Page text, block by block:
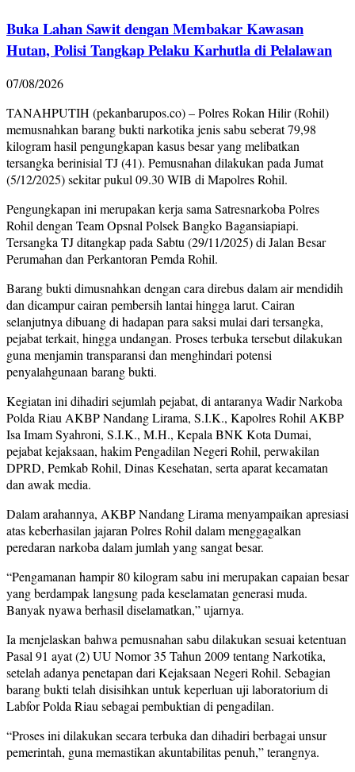
Buka Lahan Sawit dengan Membakar Kawasan
Hutan, Polisi Tangkap Pelaku Karhutla di Pelalawan
07/08/2026
TANAHPUTIH (pekanbarupos.co) – Polres Rokan Hilir (Rohil)
memusnahkan barang bukti narkotika jenis sabu seberat 79,98
kilogram hasil pengungkapan kasus besar yang melibatkan
tersangka berinisial TJ (41). Pemusnahan dilakukan pada Jumat
(5/12/2025) sekitar pukul 09.30 WIB di Mapolres Rohil.
Pengungkapan ini merupakan kerja sama Satresnarkoba Polres
Rohil dengan Team Opsnal Polsek Bangko Bagansiapiapi.
Tersangka TJ ditangkap pada Sabtu (29/11/2025) di Jalan Besar
Perumahan dan Perkantoran Pemda Rohil.
Barang bukti dimusnahkan dengan cara direbus dalam air mendidih
dan dicampur cairan pembersih lantai hingga larut. Cairan
selanjutnya dibuang di hadapan para saksi mulai dari tersangka,
pejabat terkait, hingga undangan. Proses terbuka tersebut dilakukan
guna menjamin transparansi dan menghindari potensi
penyalahgunaan barang bukti.
Kegiatan ini dihadiri sejumlah pejabat, di antaranya Wadir Narkoba
Polda Riau AKBP Nandang Lirama, S.I.K., Kapolres Rohil AKBP
Isa Imam Syahroni, S.I.K., M.H., Kepala BNK Kota Dumai,
pejabat kejaksaan, hakim Pengadilan Negeri Rohil, perwakilan
DPRD, Pemkab Rohil, Dinas Kesehatan, serta aparat kecamatan
dan awak media.
Dalam arahannya, AKBP Nandang Lirama menyampaikan apresiasi
atas keberhasilan jajaran Polres Rohil dalam menggagalkan
peredaran narkoba dalam jumlah yang sangat besar.
“Pengamanan hampir 80 kilogram sabu ini merupakan capaian besar
yang berdampak langsung pada keselamatan generasi muda.
Banyak nyawa berhasil diselamatkan,” ujarnya.
Ia menjelaskan bahwa pemusnahan sabu dilakukan sesuai ketentuan
Pasal 91 ayat (2) UU Nomor 35 Tahun 2009 tentang Narkotika,
setelah adanya penetapan dari Kejaksaan Negeri Rohil. Sebagian
barang bukti telah disisihkan untuk keperluan uji laboratorium di
Labfor Polda Riau sebagai pembuktian di pengadilan.
“Proses ini dilakukan secara terbuka dan dihadiri berbagai unsur
pemerintah, guna memastikan akuntabilitas penuh,” terangnya.